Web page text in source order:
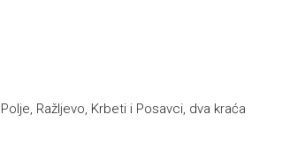
Ražljevo, Krbeti i Posavci, dva kraća